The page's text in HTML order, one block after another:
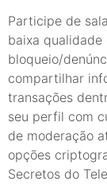
Participe de
baixa
bloqueio/
compartilhar
transações
seu perfil com
de moderação
opções
Secretos do